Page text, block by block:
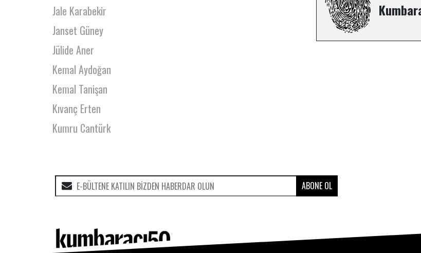
Jale Karabekir
Janset Güney
Jülide Aner
Kemal Aydoğan
Kemal Tanişan
Kıvanç Erten
Kumru Cantürk
Kübra Sözen
Lale Sanalan
Lara Narin
ABONE OL